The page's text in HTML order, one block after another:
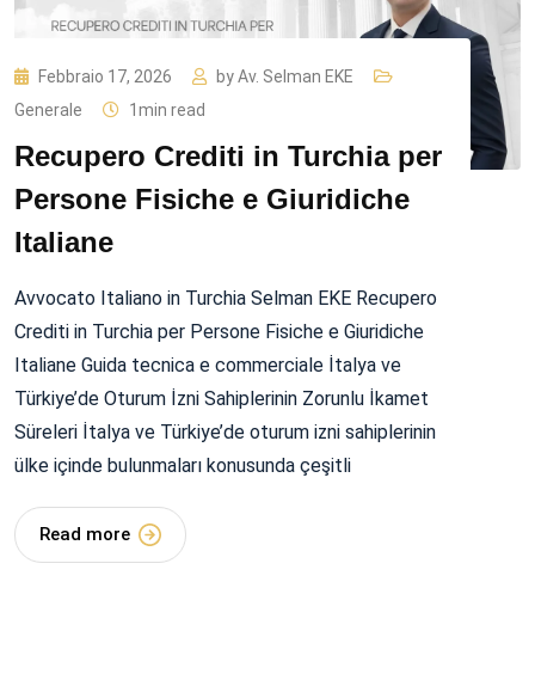
Febbraio 17, 2026 byAv. Selman EKE
Generale
1min read
Recupero Crediti in Turchia per
Persone Fisiche e Giuridiche
Italiane
Avvocato Italiano in Turchia Selman EKE Recupero
Crediti in Turchia per Persone Fisiche e Giuridiche
Italiane Guida tecnica e commerciale İtalya ve
Türkiye’de Oturum İzni Sahiplerinin Zorunlu İkamet
Süreleri İtalya ve Türkiye’de oturum izni sahiplerinin
ülke içinde bulunmaları konusunda çeşitli
Read more